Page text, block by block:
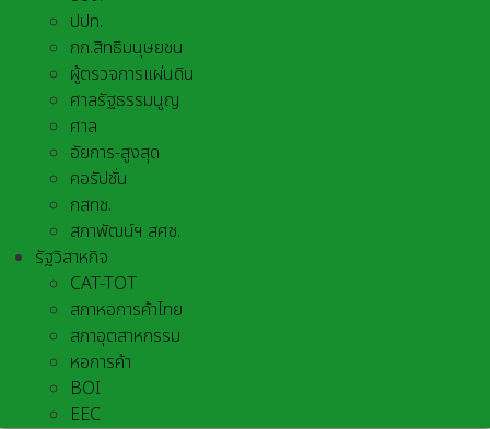
ปปท.
กก.สิทธิมนุษยชน
ผู้ตรวจการแผ่นดิน
ศาลรัฐธรรมนูญ
ศาล
อัยการ-สูงสุด
คอรัปชั่น
กสทช.
สภาพัฒน์ฯ สศช.
รัฐวิสาหกิจ
CAT-TOT
สภาหอการค้าไทย
สภาอุตสาหกรรม
หอการค้า
BOI
EEC